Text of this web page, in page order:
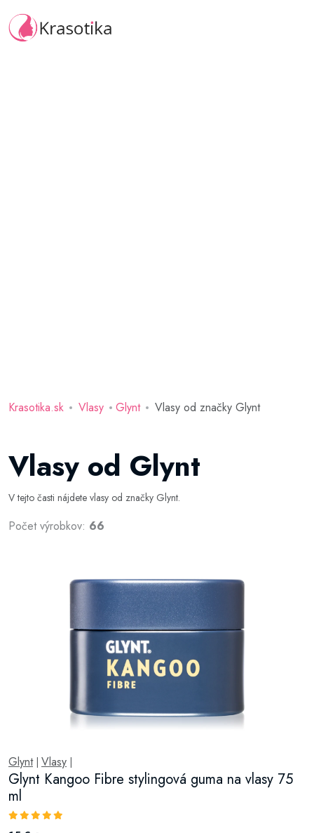
Krasotika.sk Vlasy Glynt Vlasy od značky Glynt
Vlasy od Glynt
V tejto časti nájdete vlasy od značky Glynt.
Počet výrobkov: 66
Glynt| Vlasy
Glynt Kangoo Fibre stylingová guma na vlasy 75
ml